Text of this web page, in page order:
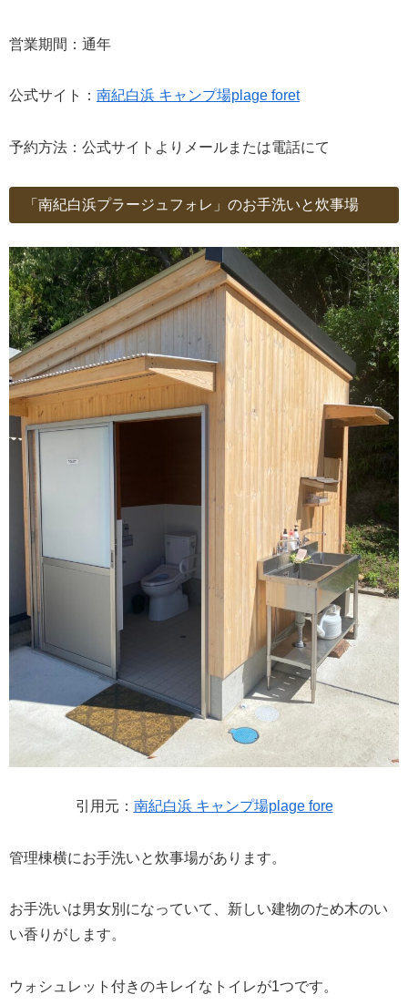
営業期間：通年
公式サイト： 南紀白浜 キャンプ場plage foret
予約方法：公式サイトよりメールまたは電話にて
「南紀白浜プラージュフォレ」のお手洗いと炊事場
引用元： 南紀白浜 キャンプ場plage fore
管理棟横にお手洗いと炊事場があります。
お手洗いは男女別になっていて、新しい建物のため木のい
い香りがします。
ウォシュレット付きのキレイなトイレが1つです。